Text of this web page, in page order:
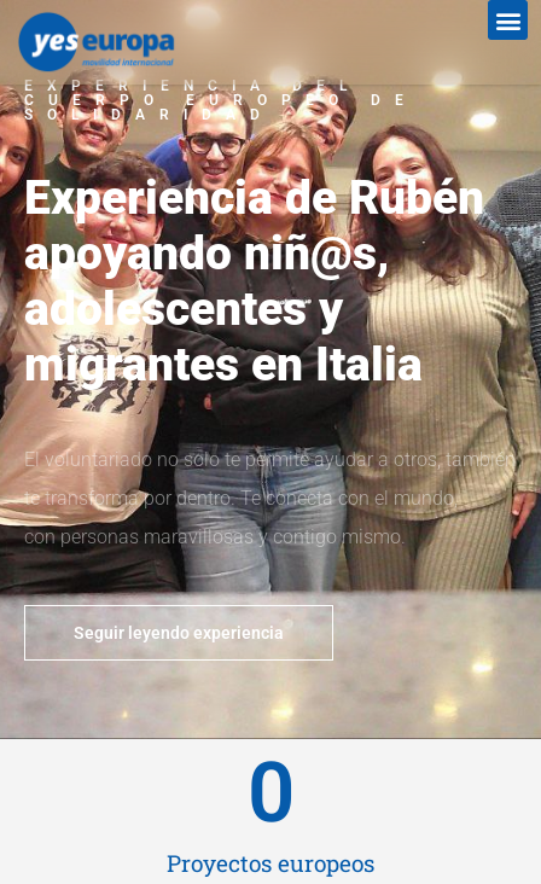
EXPERIENCIA DEL
CUERPO EUROPEO DE
SOLIDARIDAD
Experiencia de Rubén
apoyando niñ@s,
adolescentes y
migrantes en Italia
El voluntariado nosolo te permite ayudar a otros, también
te transforma por dentro. Te conecta con el mundo,
con personas maravillosas y contigo mismo.
Seguir leyendo experiencia
Proyectos europeos
0